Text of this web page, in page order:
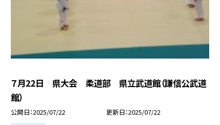
７月22日 県大会 柔道部 県立武道館（謙信公武道
館）
公開日 2025/07/22 更新日 2025/07/22